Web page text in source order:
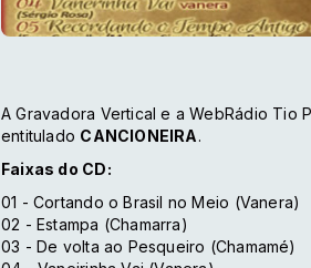
A Gravadora Vertical e a WebRádio Tio
entitulado CANCIONEIRA.
Faixas do CD:
01 - Cortando o Brasil no Meio (Vanera)
02 - Estampa (Chamarra)
03 - De volta ao Pesqueiro (Chamamé)